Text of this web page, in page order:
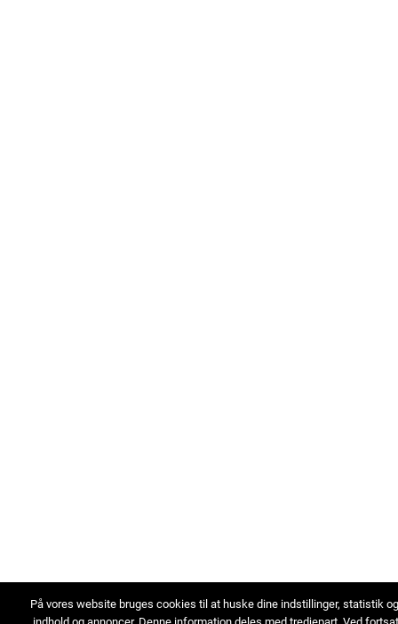
På vores website bruges cookies til at huske dine indstillinger, statistik